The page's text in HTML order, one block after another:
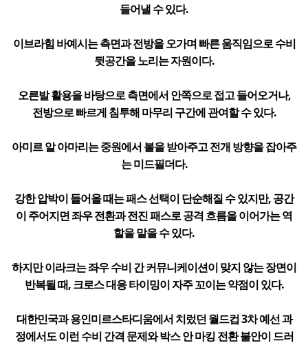
들어낼 수 있다.
이브라힘 바예시는 측면과 전방을 오가며 빠른 움직임으로 수비
뒷공간을 노리는 자원이다.
오른발 활용을 바탕으로 측면에서 안쪽으로 접고 들어오거나,
전방으로 빠르게 침투해 마무리 구간에 관여할 수 있다.
아미르 알 아마리는 중원에서 볼을 받아주고 전개 방향을 잡아주
는 미드필더다.
강한 압박이 들어올 때는 패스 선택이 단순해질 수 있지만, 공간
이 주어지면 좌우 전환과 전진 패스로 공격 흐름을 이어가는 역
할을 맡을 수 있다.
하지만 이라크는 좌우 수비 간 커뮤니케이션이 맞지 않는 장면이
반복될 때, 크로스 대응 타이밍이 자주 꼬이는 약점이 있다.
대한민국과 용인미르스타디움에서 치렀던 월드컵 3차 예선 과
정에서도 이런 수비 간격 문제와 박스 안 마킹 전환 불안이 드러